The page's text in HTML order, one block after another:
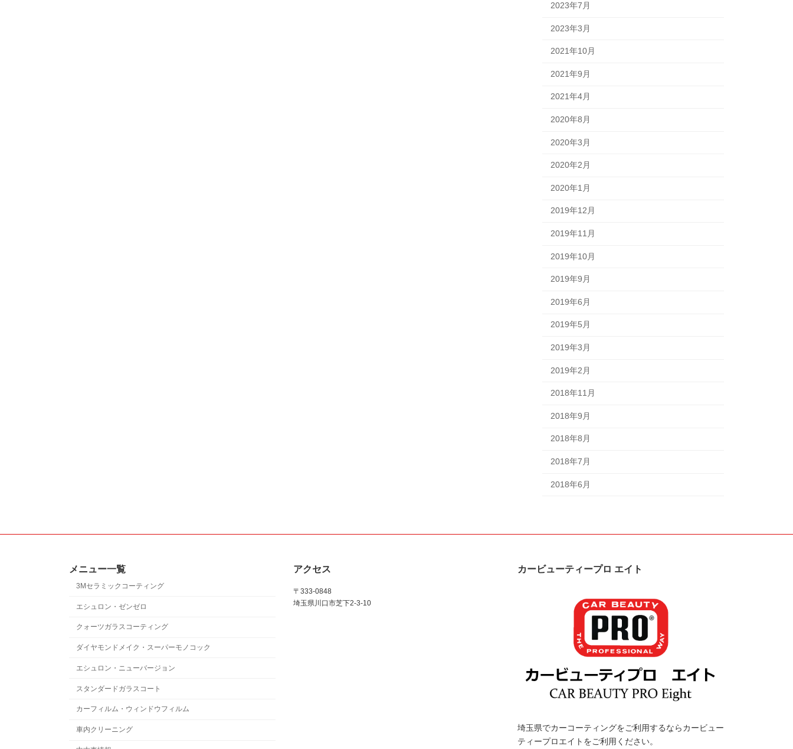
2023年7月
2023年3月
2021年10月
2021年9月
2021年4月
2020年8月
2020年3月
2020年2月
2020年1月
2019年12月
2019年11月
2019年10月
2019年9月
2019年6月
2019年5月
2019年3月
2019年2月
2018年11月
2018年9月
2018年8月
2018年7月
2018年6月
メニュー一覧
3Mセラミックコーティング
エシュロン・ゼンゼロ
クォーツガラスコーティング
ダイヤモンドメイク・スーパーモノコック
エシュロン・ニューバージョン
スタンダードガラスコート
カーフィルム・ウィンドウフィルム
車内クリーニング
アクセス
〒333-0848
埼玉県川口市芝下2-3-10
カービューティープロ エイト
埼玉県でカーコーティングをご利用するならカービュー
ティープロエイトをご利用ください。